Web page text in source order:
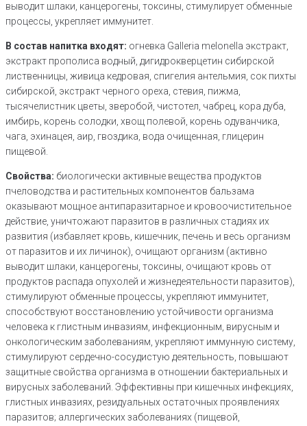
выводит шлаки, канцерогены, токсины, стимулирует обменные
процессы, укрепляет иммунитет.
В состав напитка входят: огневка Galleria melonella экстракт,
экстракт прополиса водный, дигидрокверцетин сибирской
лиственницы, живица кедровая, спигелия антельмия, сок пихты
сибирской, экстракт черного ореха, стевия, пижма,
тысячелистник цветы, зверобой, чистотел, чабрец, кора дуба,
имбирь, корень солодки, хвощ полевой, корень одуванчика,
чага, эхинацея, аир, гвоздика, вода очищенная, глицерин
пищевой.
Свойства: биологически активные вещества продуктов
пчеловодства и растительных компонентов бальзама
оказывают мощное антипаразитарное и кровоочистительное
действие, уничтожают паразитов в различных стадиях их
развития (избавляет кровь, кишечник, печень и весь организм
от паразитов и их личинок), очищают организм (активно
выводит шлаки, канцерогены, токсины, очищают кровь от
продуктов распада опухолей и жизнедеятельности паразитов),
стимулируют обменные процессы, укрепляют иммунитет,
способствуют восстановлению устойчивости организма
человека к глистным инвазиям, инфекционным, вирусным и
онкологическим заболеваниям, укрепляют иммунную систему,
стимулируют сердечно-сосудистую деятельность, повышают
защитные свойства организма в отношении бактериальных и
вирусных заболеваний. Эффективны при кишечных инфекциях,
глистных инвазиях, резидуальных остаточных проявлениях
паразитов; аллергических заболеваниях (пищевой,